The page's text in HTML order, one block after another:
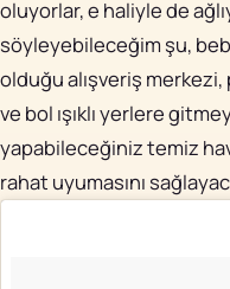
oluyorlar, e haliyle de
söyleyebileceğim şu,
olduğu alışveriş merkezi,
ve bol ışıklı yerlere
yapabileceğiniz temiz
rahat uyumasını